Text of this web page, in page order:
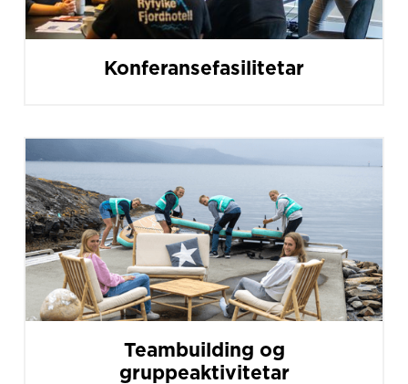
Konferansefasilitetar
Teambuilding og
gruppeaktivitetar